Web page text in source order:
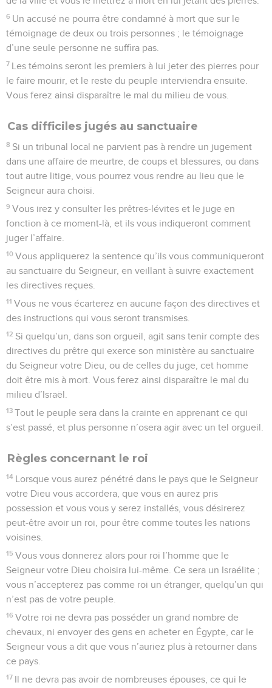
6 Un accusé ne pourra être condamné à mort que sur le
témoignage de deux ou trois personnes ; le témoignage
d’une seule personne ne suffira pas.
7 Les témoins seront les premiers à lui jeter des pierres pour
le faire mourir, et le reste du peuple interviendra ensuite.
Vous ferez ainsi disparaître le mal du milieu de vous.
Cas difficiles jugés au sanctuaire
8 Si un tribunal local ne parvient pas à rendre un jugement
dans une affaire de meurtre, de coups et blessures, ou dans
tout autre litige, vous pourrez vous rendre au lieu que le
Seigneur aura choisi.
9 Vous irez y consulter les prêtres-lévites et le juge en
fonction à ce moment-là, et ils vous indiqueront comment
juger l’affaire.
10 Vous appliquerez la sentence qu’ils vous communiqueront
au sanctuaire du Seigneur, en veillant à suivre exactement
les directives reçues.
11 Vous ne vous écarterez en aucune façon des directives et
des instructions qui vous seront transmises.
12 Si quelqu’un, dans son orgueil, agit sans tenir compte des
directives du prêtre qui exerce son ministère au sanctuaire
du Seigneur votre Dieu, ou de celles du juge, cet homme
doit être mis à mort. Vous ferez ainsi disparaître le mal du
milieu d’Israël.
13 Tout le peuple sera dans la crainte en apprenant ce qui
s’est passé, et plus personne n’osera agir avec un tel orgueil.
Règles concernant le roi
14 Lorsque vous aurez pénétré dans le pays que le Seigneur
votre Dieu vous accordera, que vous en aurez pris
possession et vous vous y serez installés, vous désirerez
peut-être avoir un roi, pour être comme toutes les nations
voisines.
15 Vous vous donnerez alors pour roi l’homme que le
Seigneur votre Dieu choisira lui-même. Ce sera un Israélite ;
vous n’accepterez pas comme roi un étranger, quelqu’un qui
n’est pas de votre peuple.
16 Votre roi ne devra pas posséder un grand nombre de
chevaux, ni envoyer des gens en acheter en Égypte, car le
Seigneur vous a dit que vous n’auriez plus à retourner dans
ce pays.
17 Il ne devra pas avoir de nombreuses épouses, ce qui le